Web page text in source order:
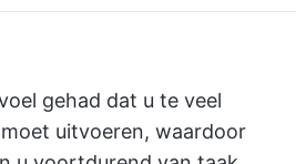
gehad dat u te veel
uitvoeren, waardoor